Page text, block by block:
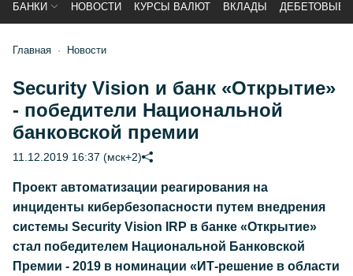
БАНКИ НОВОСТИ КУРСЫ ВАЛЮТ ВКЛАДЫ ДЕБЕТОВЫЕ
Главная Новости
Security Vision и банк «Открытие»
- победители Национальной
банковской премии
11.12.2019 16:37 (мск+2)
Проект автоматизации реагирования на
инциденты кибербезопасности путем внедрения
системы Security Vision IRP в банке «Открытие»
стал победителем Национальной Банковской
Премии - 2019 в номинации «ИТ-решение в области